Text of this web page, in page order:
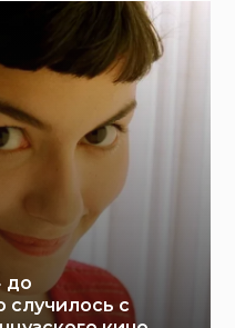
до
случилось с